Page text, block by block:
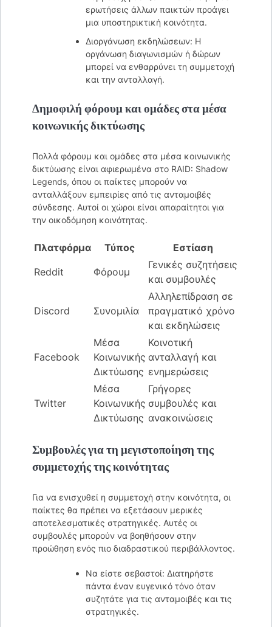
ερωτήσεις άλλων παικτών προάγει
μια υποστηρικτική κοινότητα.
Διοργάνωση εκδηλώσεων: Η
οργάνωση διαγωνισμών ή δώρων
μπορεί να ενθαρρύνει τη συμμετοχή
και την ανταλλαγή.
Δημοφιλή φόρουμ και ομάδες στα μέσα
κοινωνικής δικτύωσης
Πολλά φόρουμ και ομάδες στα μέσα κοινωνικής
δικτύωσης είναι αφιερωμένα στο RAID: Shadow
Legends, όπου οι παίκτες μπορούν να
ανταλλάξουν εμπειρίες από τις ανταμοιβές
σύνδεσης. Αυτοί οι χώροι είναι απαραίτητοι για
την οικοδόμηση κοινότητας.
Πλατφόρμα Τύπος
Εστίαση
Reddit
Φόρουμ
Γενικές συζητήσεις
και συμβουλές
Discord Συνομιλία
Αλληλεπίδραση σε
πραγματικό χρόνο
και εκδηλώσεις
Facebook
Μέσα
Κοινωνικής
Δικτύωσης
Κοινοτική
ανταλλαγή και
ενημερώσεις
Twitter
Μέσα
Κοινωνικής
Δικτύωσης
Γρήγορες
συμβουλές και
ανακοινώσεις
Συμβουλές για τη μεγιστοποίηση της
συμμετοχής της κοινότητας
Για να ενισχυθεί η συμμετοχή στην κοινότητα, οι
παίκτες θα πρέπει να εξετάσουν μερικές
αποτελεσματικές στρατηγικές. Αυτές οι
συμβουλές μπορούν να βοηθήσουν στην
προώθηση ενός πιο διαδραστικού περιβάλλοντος.
Να είστε σεβαστοί: Διατηρήστε
πάντα έναν ευγενικό τόνο όταν
συζητάτε για τις ανταμοιβές και τις
στρατηγικές.